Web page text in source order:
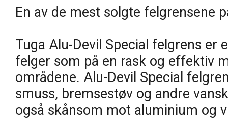
En av de mest solgte felgrensene
Tuga Alu-Devil Special felgrens
felger som på en rask og effektiv
områdene. Alu-Devil Special
smuss, bremsestøv og andre
også skånsom mot aluminium og